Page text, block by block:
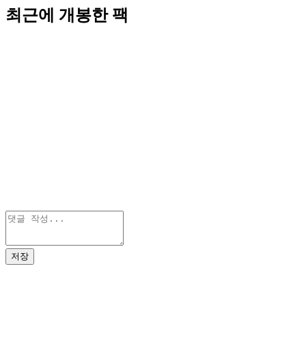
최근에 개봉한 팩
저장